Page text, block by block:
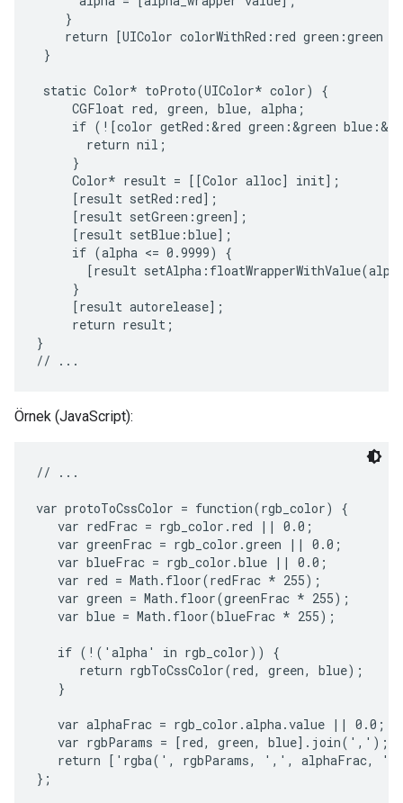
    }
return [UIColor colorWithRed:red green:green
}
static Color* toProto(UIColor* color) {
     CGFloat red, green, blue, alpha;
if (![color getRed:&red green:&green
       return nil;
     }
     Color* result = [[Color alloc] init];
     [result setRed:red];
     [result setGreen:green];
     [result setBlue:blue];
     if (alpha <= 0.9999) {
[result
     }
     [result autorelease];
     return result;
}
Örnek (JavaScript):
// ...
var protoToCssColor = function(rgb_color) {
   var redFrac = rgb_color.red || 0.0;
   var greenFrac = rgb_color.green || 0.0;
   var blueFrac = rgb_color.blue || 0.0;
   var red = Math.floor(redFrac * 255);
   var green = Math.floor(greenFrac * 255);
   var blue = Math.floor(blueFrac * 255);
   if (!('alpha' in rgb_color)) {
      return rgbToCssColor(red, green, blue);
   }
   var alphaFrac = rgb_color.alpha.value || 0.0;
   var rgbParams = [red, green, blue].join(',');
return ['rgba(', rgbParams, ',', alphaFrac,
};